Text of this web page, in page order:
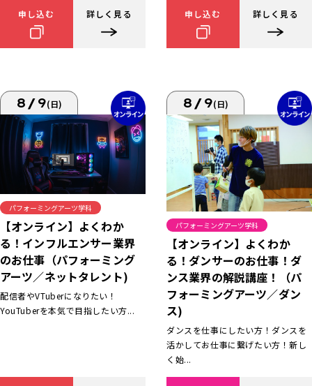
申し込む 詳しく見る 申し込む 詳しく見る
8/9(日)
パフォーミングアーツ学科
【オンライン】よくわか
る！インフルエンサー業界
のお仕事（パフォーミング
アーツ／ネットタレント)
配信者やVTuberになりたい！
YouTuberを本気で目指したい方...
8/9(日)
パフォーミングアーツ学科
【オンライン】よくわか
る！ダンサーのお仕事！ダ
ンス業界の解説講座！（パ
フォーミングアーツ／ダン
ス)
ダンスを仕事にしたい方！ダンスを
活かしてお仕事に繋げたい方！新し
く始...